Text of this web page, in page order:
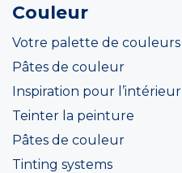
Couleur
Votre palette de couleurs
Pâtes de couleur
Inspiration pour l’intérieur
Teinter la peinture
Pâtes de couleur
Tinting systems